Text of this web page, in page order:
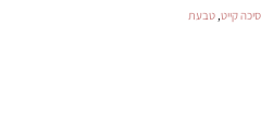
קייט,טבעת